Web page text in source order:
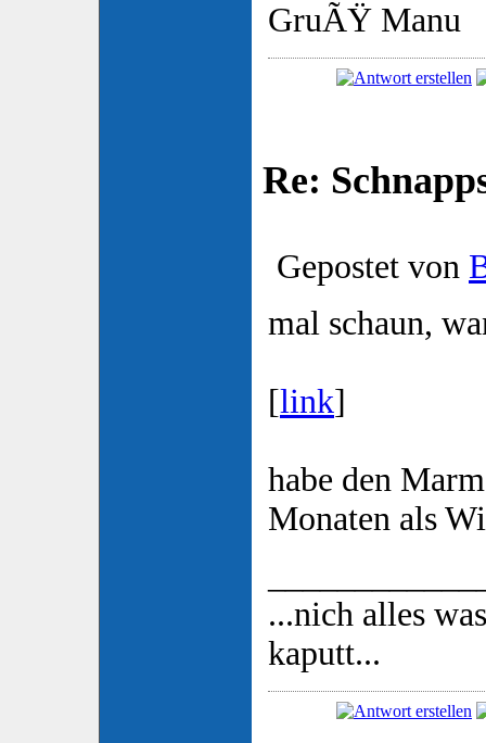
GruÃŸ Manu
Re:
Gepostet von
mal schaun,
[link]
habe den
Monaten als
...nich alles
kaputt...